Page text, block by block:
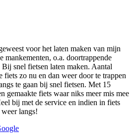
voor het laten maken van mijn
mankementen, o.a. doortrappende
snel fietsen laten maken. Aantal
fiets zo nu en dan weer door te trappen
te gaan bij snel fietsen. Met 15
gemaakte fiets waar niks meer mis mee
bij met de service en indien in fiets
langs!